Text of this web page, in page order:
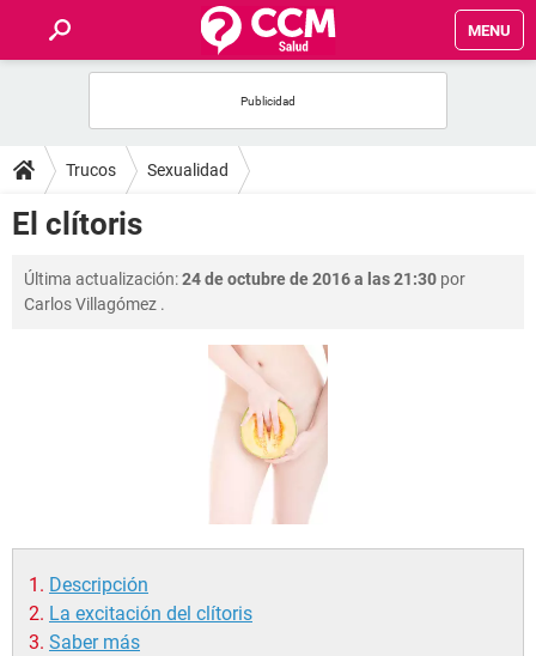
MENU
FOROS
SALUD
FAMILIA
Trucos Sexualidad
El clítoris
Última actualización:24 de octubre de 2016 a las 21:30 por
Carlos Villagómez .
Descripción
La excitación del clítoris
Saber más